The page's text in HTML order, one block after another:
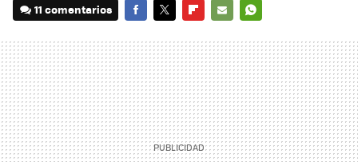
11 comentarios
MAIL